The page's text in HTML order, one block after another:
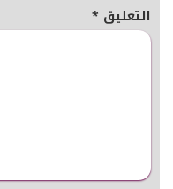
التعليق *